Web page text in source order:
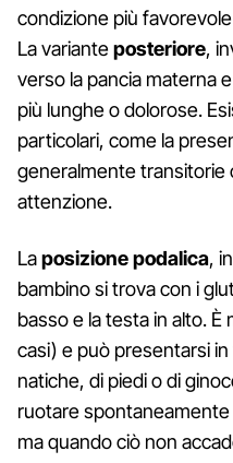
condizione più
La varianteposteriore,
verso la pancia materna
più lunghe o dolorose.
particolari, come la
generalmente transitorie
attenzione.
Laposizione podalica,
bambino si trova con i
basso e la testa in alto.
casi) e può presentarsi
natiche, di piedi o di
ruotare
ma quando ciò non